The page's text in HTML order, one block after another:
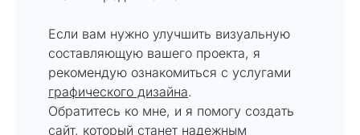
Если вам нужно улучшить визуальную
составляющую вашего проекта, я
рекомендую ознакомиться с услугами
графического дизайна.
Обратитесь ко мне, и я помогу создать
сайт, который станет надежным